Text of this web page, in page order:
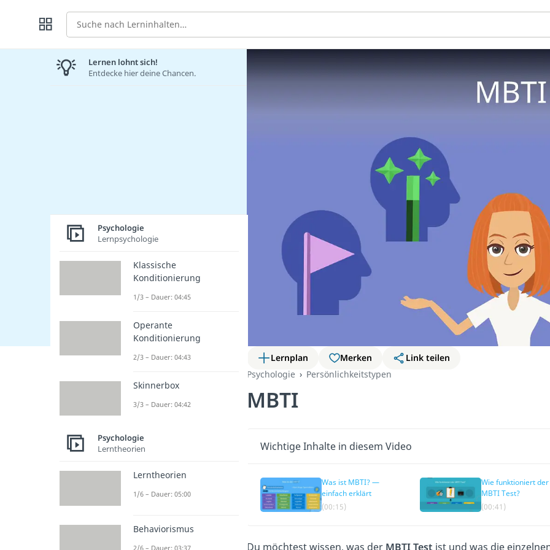
Suche
Lernplan Merken
Link teilen
Psychologie
Persönlichkeitstypen
MBTI
Wichtige Inhalte in diesem Video
Was ist MBTI? —
einfach erklärt
(00:15)
Wie funktioniert der
MBTI Test?
(00:41)
Du möchtest wissen, was der MBTI Test ist und was die
Lernen lohnt sich!
Entdecke hier deine Chancen.
Psychologie
Lernpsychologie
Klassische
Konditionierung
1/3 – Dauer: 04:45
Operante
Konditionierung
2/3 – Dauer: 04:43
Skinnerbox
3/3 – Dauer: 04:42
Psychologie
Lerntheorien
Lerntheorien
1/6 – Dauer: 05:00
Behaviorismus
2/6 – Dauer: 03:37